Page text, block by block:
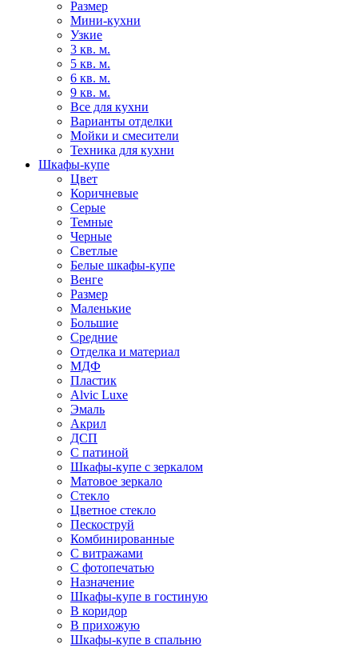
Размер
Мини-кухни
Узкие
3 кв. м.
5 кв. м.
6 кв. м.
9 кв. м.
Все для кухни
Варианты отделки
Мойки и смесители
Техника для кухни
Шкафы-купе
Цвет
Коричневые
Серые
Темные
Черные
Светлые
Белые шкафы-купе
Венге
Размер
Маленькие
Большие
Средние
Отделка и материал
МДФ
Пластик
Alvic Luxe
Эмаль
Акрил
ДСП
С патиной
Шкафы-купе с зеркалом
Матовое зеркало
Стекло
Цветное стекло
Пескоструй
Комбинированные
С витражами
С фотопечатью
Назначение
Шкафы-купе в гостиную
В коридор
В прихожую
Шкафы-купе в спальню